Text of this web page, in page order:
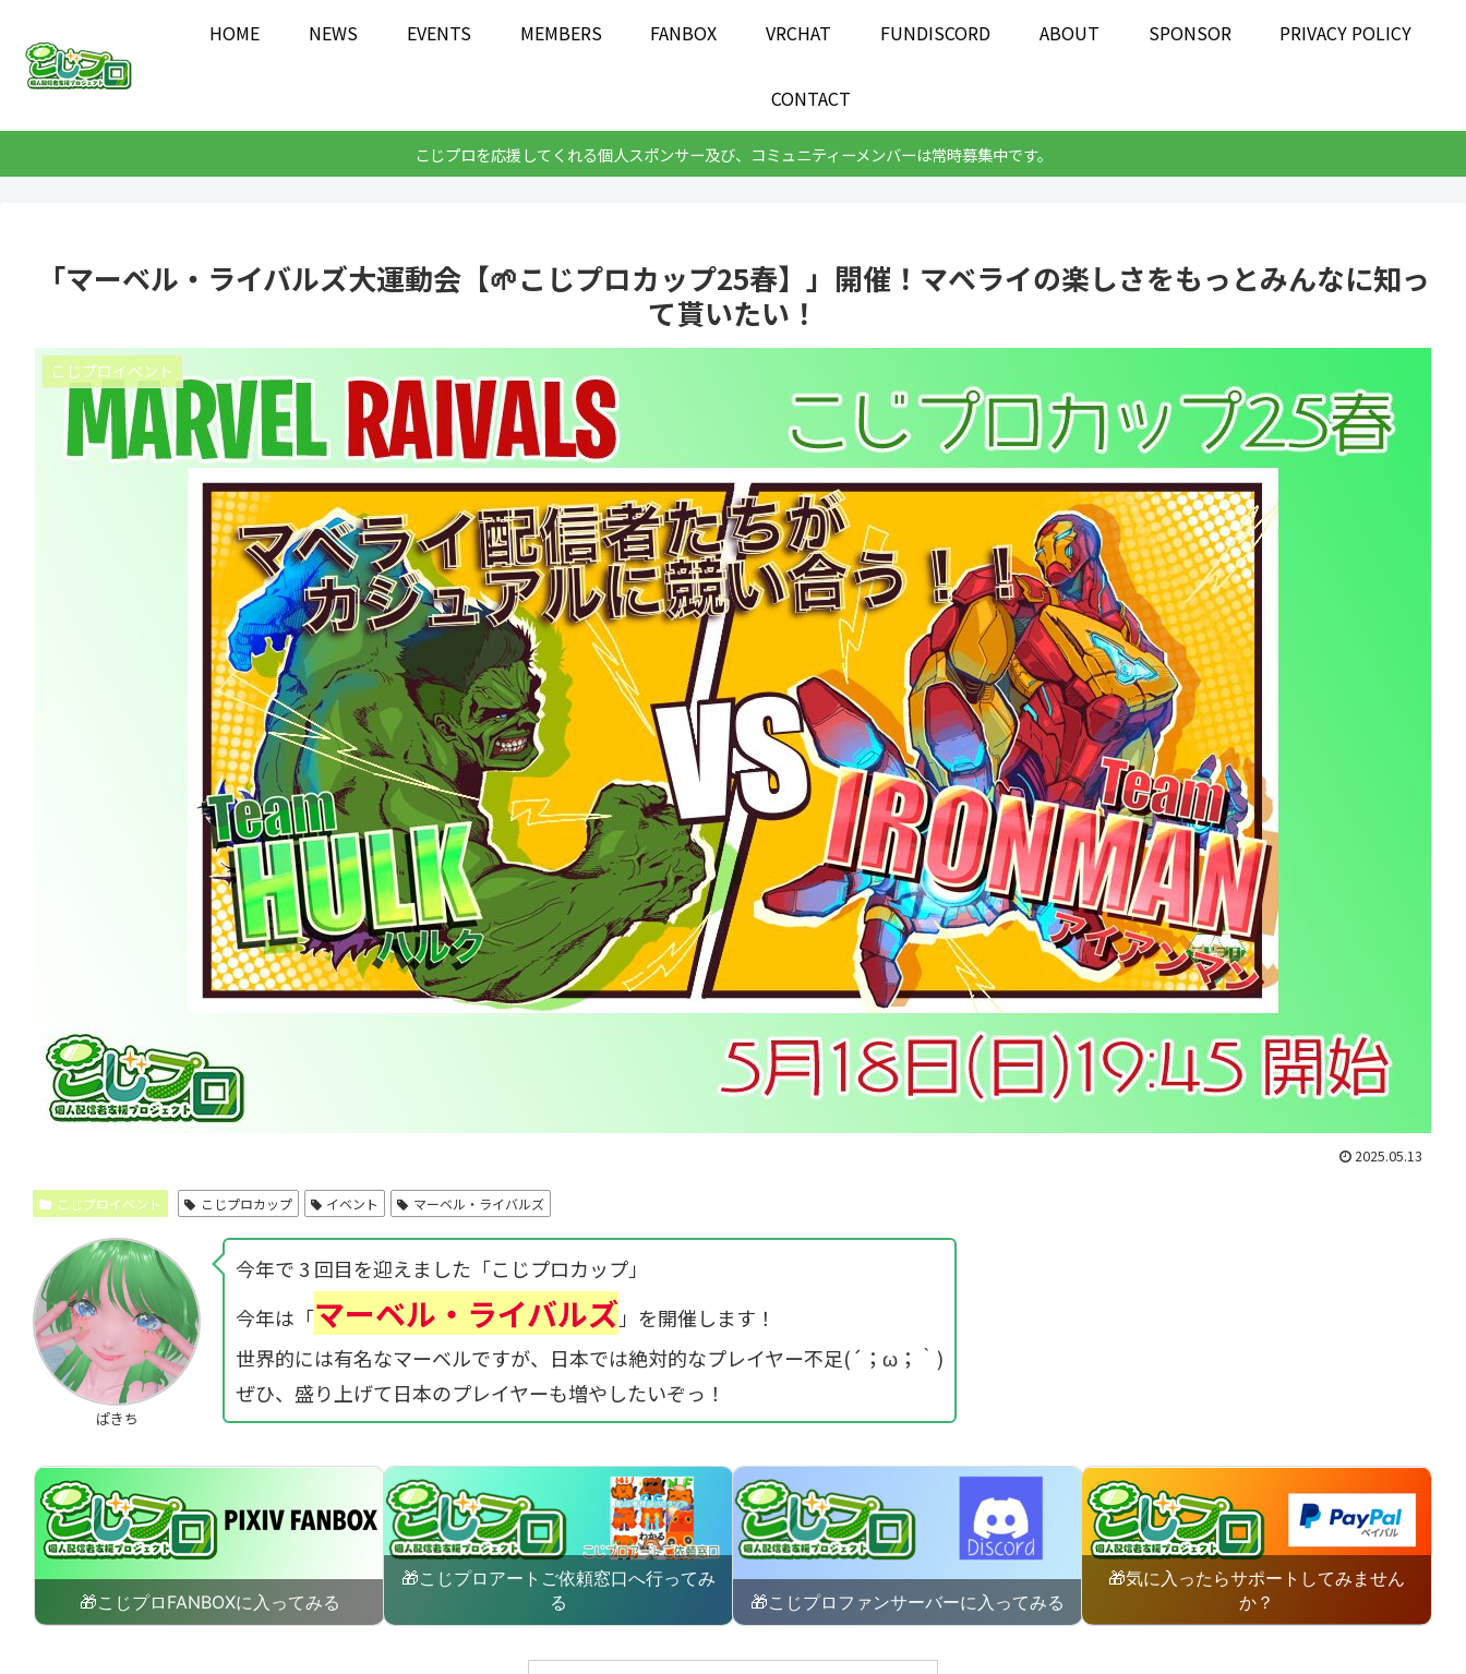
HOME NEWS EVENTS MEMBERS FANBOX VRCHAT FUNDISCORD ABOUT SPONSOR PRIVACY POLICY
CONTACT
こじプロを応援してくれる個人スポンサー及び、コミュニティーメンバーは常時募集中です。
「マーベル・ライバルズ大運動会【🌱こじプロカップ25春】」開催！マベライの楽しさをもっとみんなに知っ
て貰いたい！
こじプロイベント
2025.05.13
こじプロイベント こじプロカップ イベント マーベル・ライバルズ
ぱきち
今年で 3 回目を迎えました「こじプロカップ」
今年は「マーベル・ライバルズ」を開催します！
世界的には有名なマーベルですが、日本では絶対的なプレイヤー不足(´；ω；｀)
ぜひ、盛り上げて日本のプレイヤーも増やしたいぞっ！
🎁こじプロFANBOXに入ってみる
🎁こじプロアートご依頼窓口へ行ってみ
る
🎁こじプロファンサーバーに入ってみる
🎁気に入ったらサポートしてみません
か？